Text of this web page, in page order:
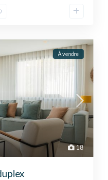
18
À vendre